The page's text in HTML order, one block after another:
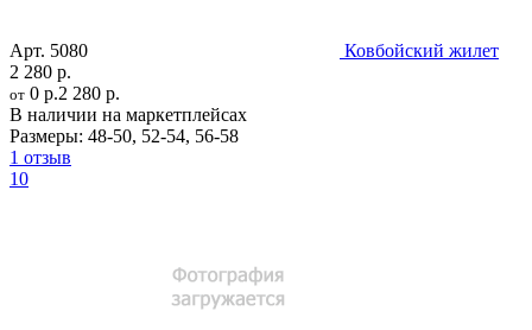
Арт. 5080
Ковбойский жилет
2 280 р.
от 0 р.2 280 р.
В наличии на маркетплейсах
Размеры: 48-50, 52-54, 56-58
1 отзыв
10